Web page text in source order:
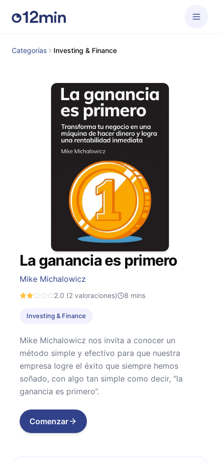
Categorías Investing & Finance
La ganancia es primero
Mike Michalowicz
2.0 (2 valoraciones) 8 mins
Investing & Finance
Mike Michalowicz nos invita a conocer un
método simple y efectivo para que nuestra
empresa logre el éxito que siempre hemos
soñado, con algo tan simple como decir, "la
ganancia es primero”.
Comenzar